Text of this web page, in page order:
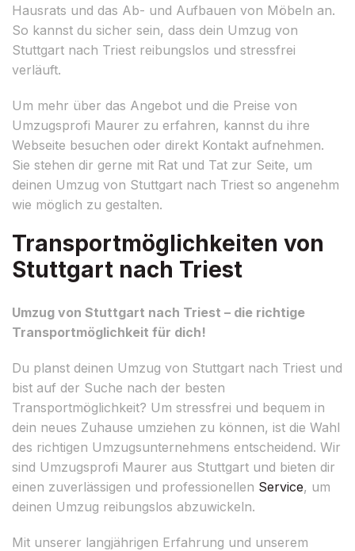
Hausrats und das Ab- und Aufbauen von Möbeln an.
So kannst du sicher sein, dass dein Umzug von
Stuttgart nach Triest reibungslos und stressfrei
verläuft.
Um mehr über das Angebot und die Preise von
Umzugsprofi Maurer zu erfahren, kannst du ihre
Webseite besuchen oder direkt Kontakt aufnehmen.
Sie stehen dir gerne mit Rat und Tat zur Seite, um
deinen Umzug von Stuttgart nach Triest so angenehm
wie möglich zu gestalten.
Transportmöglichkeiten von
Stuttgart nach Triest
Umzug von Stuttgart nach Triest – die richtige
Transportmöglichkeit für dich!
Du planst deinen Umzug von Stuttgart nach Triest und
bist auf der Suche nach der besten
Transportmöglichkeit? Um stressfrei und bequem in
dein neues Zuhause umziehen zu können, ist die Wahl
des richtigen Umzugsunternehmens entscheidend. Wir
sind Umzugsprofi Maurer aus Stuttgart und bieten dir
einen zuverlässigen und professionellen Service, um
deinen Umzug reibungslos abzuwickeln.
Mit unserer langjährigen Erfahrung und unserem